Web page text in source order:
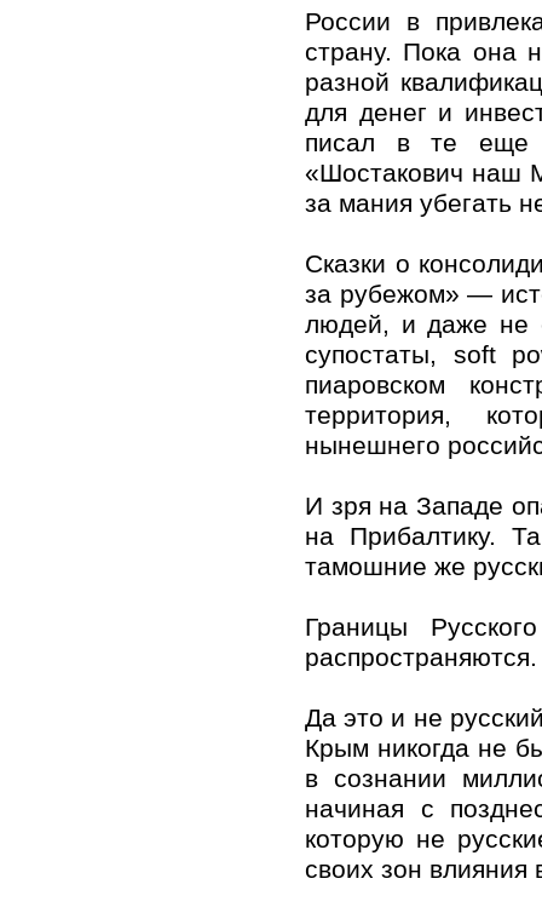
России в
страну. Пока она
разной
для денег и
писал в те еще
«Шостакович наш
за мания убегать
Сказки о
за рубежом» —
людей, и даже не
супостаты, soft
пиаровском
территория,
нынешнего
И зря на Западе
на Прибалтику.
тамошние же
Границы
распространяются.
Да это и не
Крым никогда не
в сознании
начиная с
которую не
своих зон влияния